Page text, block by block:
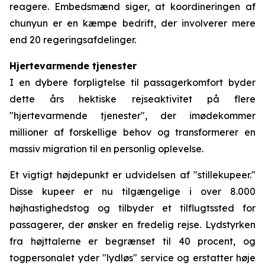
reagere. Embedsmænd siger, at koordineringen af
chunyun er en kæmpe bedrift, der involverer mere
end 20 regeringsafdelinger.
Hjertevarmende tjenester
I en dybere forpligtelse til passagerkomfort byder
dette års hektiske rejseaktivitet på flere
"hjertevarmende tjenester", der imødekommer
millioner af forskellige behov og transformerer en
massiv migration til en personlig oplevelse.
Et vigtigt højdepunkt er udvidelsen af "stillekupeer."
Disse kupeer er nu tilgængelige i over 8.000
højhastighedstog og tilbyder et tilflugtssted for
passagerer, der ønsker en fredelig rejse. Lydstyrken
fra højttalerne er begrænset til 40 procent, og
togpersonalet yder "lydløs" service og erstatter høje